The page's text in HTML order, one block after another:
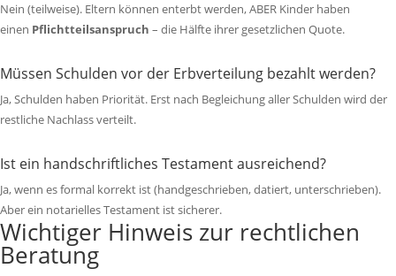
Nein (teilweise). Eltern können enterbt werden, ABER Kinder haben
einen Pflichtteilsanspruch – die Hälfte ihrer gesetzlichen Quote.
Müssen Schulden vor der Erbverteilung bezahlt werden?
Ja, Schulden haben Priorität. Erst nach Begleichung aller Schulden wird der
restliche Nachlass verteilt.
Ist ein handschriftliches Testament ausreichend?
Ja, wenn es formal korrekt ist (handgeschrieben, datiert, unterschrieben).
Aber ein notarielles Testament ist sicherer.
Wichtiger Hinweis zur rechtlichen
Beratung